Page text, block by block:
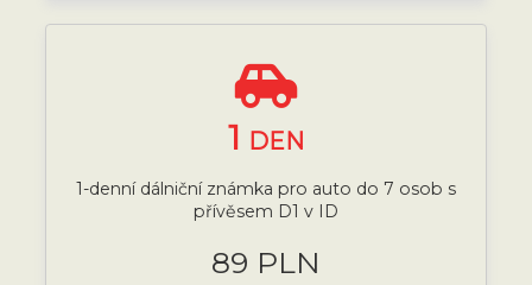
1 DEN
1-denní dálniční známka pro auto do 7 osob s
přívěsem D1 v ID
89 PLN